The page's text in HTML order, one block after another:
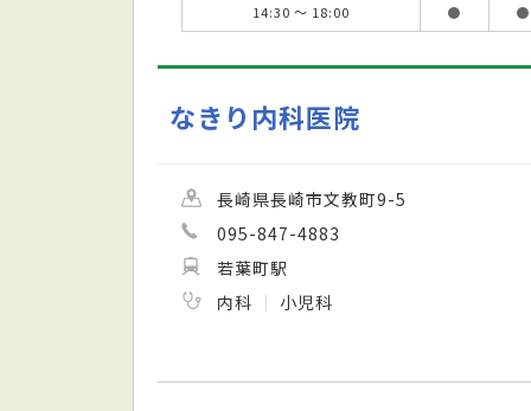
14:30 ～ 18:00
● ●
なきり内科医院
長崎県長崎市文教町9-5
095-847-4883
若葉町駅
内科
小児科